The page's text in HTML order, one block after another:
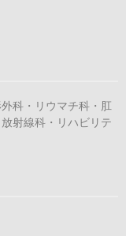
科・リウマチ科・肛
射線科・リハビリテ